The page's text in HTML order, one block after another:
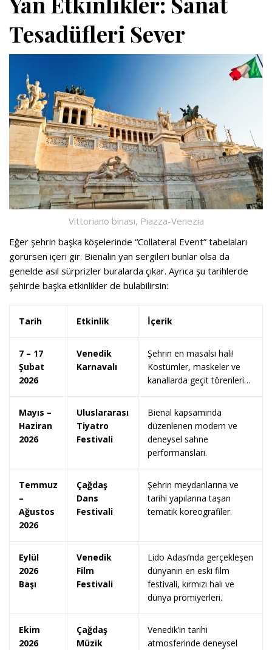
Tesadüfleri Sever
Vittoriano binası, Piazza-Venezia
Eğer şehrin başka köşelerinde “Collateral Event” tabelaları
görürsen içeri gir. Bienalin yan sergileri bunlar olsa da
genelde asıl sürprizler buralarda çıkar. Ayrıca şu tarihlerde
şehirde başka etkinlikler de bulabilirsin:
Tarih Etkinlik İçerik
7 – 17
Şubat
2026
Venedik
Karnavalı
Şehrin en masalsı hali!
Kostümler, maskeler ve
kanallarda geçit törenleri…
Mayıs –
Haziran
2026
Uluslararası
Tiyatro
Festivali
Bienal kapsamında
düzenlenen modern ve
deneysel sahne
performansları.
Temmuz
–
Ağustos
2026
Çağdaş
Dans
Festivali
Şehrin meydanlarına ve
tarihi yapılarına taşan
tematik koreografiler.
Eylül
2026
Başı
Venedik
Film
Festivali
Lido Adası’nda gerçekleşen
dünyanın en eski film
festivali, kırmızı halı ve
dünya prömiyerleri.
Ekim
2026
Çağdaş
Müzik
Venedik’in tarihi
atmosferinde deneysel